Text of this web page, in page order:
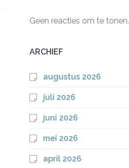
Geen reacties om te tonen.
ARCHIEF
augustus 2026
juli 2026
juni 2026
mei 2026
april 2026